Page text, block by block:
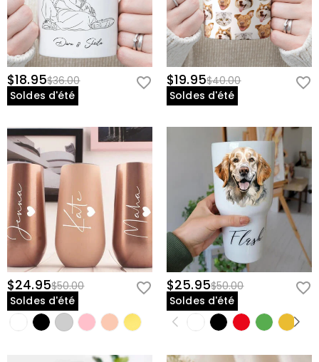
$18.95$36.00
Soldes d'été
$19.95$40.00
Soldes d'été
$24.95$50.00
Soldes d'été
$25.95$50.00
Soldes d'été